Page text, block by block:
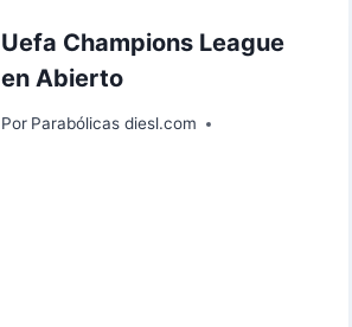
Uefa Champions League
en Abierto
Por Parabólicas diesl.com